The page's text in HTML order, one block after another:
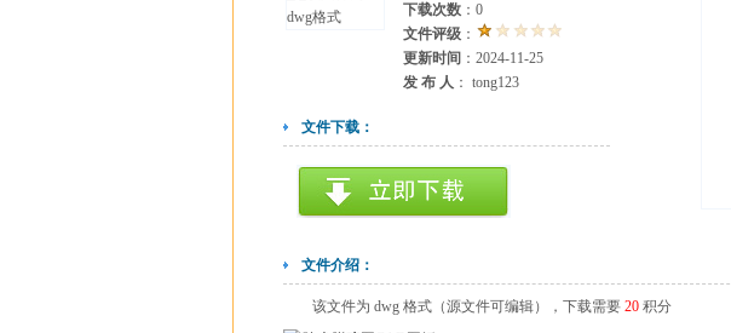
下载次数 ： 0
文件评级 ：
更新时间 ：2024-11-25
发 布 人 ： tong123
文件下载：
文件介绍：
该文件为 dwg 格式（源文件可编辑），下载需要 20 积分